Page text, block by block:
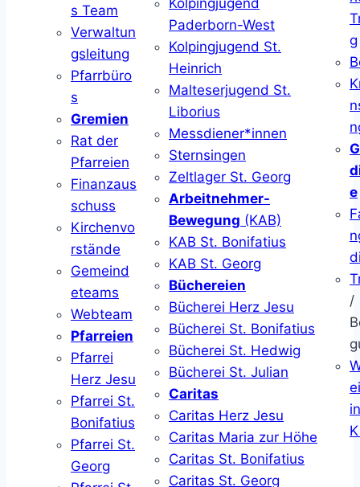
s Team
Verwaltun
gsleitung
Pfarrbüro
s
Gremien
Rat der
Pfarreien
Finanzaus
schuss
Kirchenvo
rstände
Gemeind
eteams
Webteam
Pfarreien
Pfarrei
Herz Jesu
Pfarrei St.
Bonifatius
Pfarrei St.
Georg
Kolpingjugend
Paderborn-West
Kolpingjugend St.
Heinrich
Malteserjugend St.
Liborius
Messdiener*innen
Sternsingen
Zeltlager St. Georg
Arbeitnehmer-
Bewegung (KAB)
KAB St. Bonifatius
KAB St. Georg
Büchereien
Bücherei Herz Jesu
Bücherei St. Bonifatius
Bücherei St. Hedwig
Bücherei St. Julian
Caritas
Caritas Herz Jesu
Caritas Maria zur Höhe
Caritas St. Bonifatius
Caritas St. Georg
g
e
/